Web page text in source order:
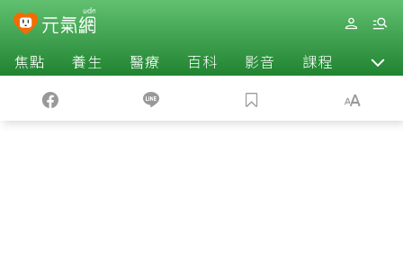
焦點 養生 醫療 百科 影音 課程 退休